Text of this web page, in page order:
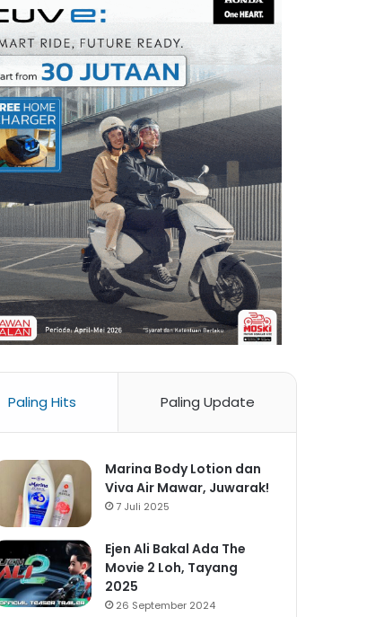
Paling Hits Paling Update
Marina Body Lotion dan
Viva Air Mawar, Juwarak!
7 Juli 2025
Ejen Ali Bakal Ada The
Movie 2 Loh, Tayang
2025
26 September 2024